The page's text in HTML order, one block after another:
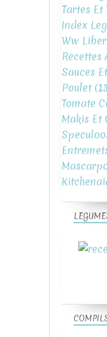
Tartes Et
Index
Ww
Recettes
Sauces
Poulet
Tomate
Makis Et